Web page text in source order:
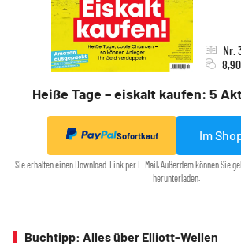
Heiße Tage – eiskalt kaufen: 5
Nr.
Sofortkauf Im
Sie erhalten einen Download-Link per E-Mail. Außerdem können Sie
herunterladen.
Buchtipp: Alles über Elliott-Wellen